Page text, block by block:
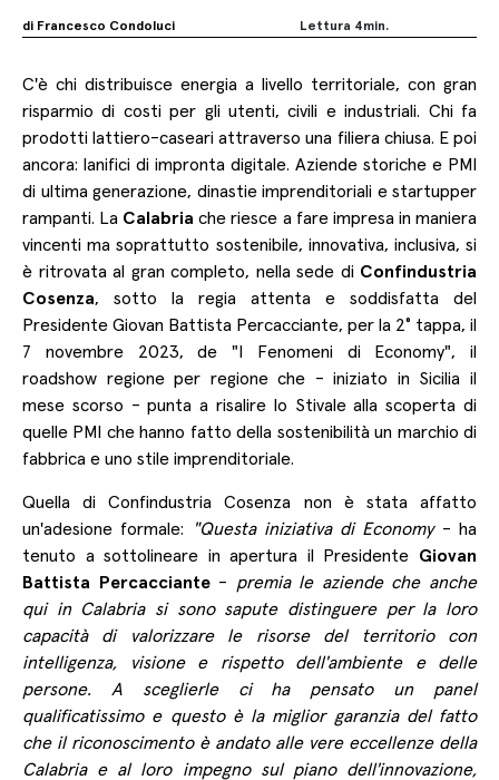
di Francesco Condoluci Lettura 4min.
C'è chi distribuisce energia a livello territoriale, con gran
risparmio di costi per gli utenti, civili e industriali. Chi fa
prodotti lattiero-caseari attraverso una filiera chiusa. E poi
ancora: lanifici di impronta digitale. Aziende storiche e PMI
di ultima generazione, dinastie imprenditoriali e startupper
rampanti. La Calabria che riesce a fare impresa in maniera
vincenti ma soprattutto sostenibile, innovativa, inclusiva, si
è ritrovata al gran completo, nella sede di Confindustria
Cosenza, sotto la regia attenta e soddisfatta del
Presidente Giovan Battista Percacciante, per la 2° tappa, il
7 novembre 2023, de "I Fenomeni di Economy", il
roadshow regione per regione che - iniziato in Sicilia il
mese scorso - punta a risalire lo Stivale alla scoperta di
quelle PMI che hanno fatto della sostenibilità un marchio di
fabbrica e uno stile imprenditoriale.
Quella di Confindustria Cosenza non è stata affatto
un'adesione formale: "Questa iniziativa di Economy- ha
tenuto a sottolineare in apertura il Presidente Giovan
Battista Percacciante- premia le aziende che anche
qui in Calabria si sono sapute distinguere per la loro
capacità di valorizzare le risorse del territorio con
intelligenza, visione e rispetto dell'ambiente e delle
persone. A sceglierle ci ha pensato un panel
qualificatissimo e questo è la miglior garanzia del fatto
che il riconoscimento è andato alle vere eccellenze della
Calabria e al loro impegno sul piano dell'innovazione,